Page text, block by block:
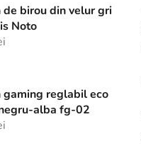
de birou din velur gri
Noto
gaming reglabil eco
alba fg-02